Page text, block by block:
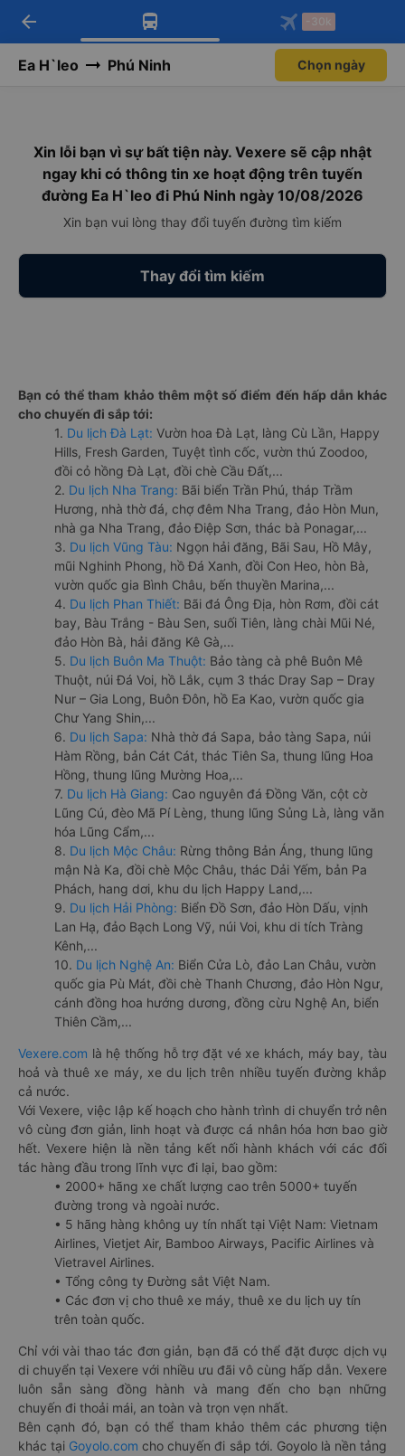
Tải app Vexere ngay!
Nhận ưu đãi thành viên độc
Mở app
Tải app Vexere
-30k/ghế khi đặt vé máy bay qua
Mở app
arrow_back -30k
Ea H`leo Phú Ninh Chọn ngày
Xin lỗi bạn vì sự bất tiện này. Vexere sẽ cập nhật
ngay khi có thông tin xe hoạt động trên tuyến
đường Ea H`leo đi Phú Ninh ngày 10/08/2026
Xin bạn vui lòng thay đổi tuyến đường tìm kiếm
Thay đổi tìm kiếm
Bạn có thể tham khảo thêm một số điểm đến hấp dẫn khác
cho chuyến đi sắp tới:
1. Du lịch Đà Lạt: Vườn hoa Đà Lạt, làng Cù Lần, Happy
Hills, Fresh Garden, Tuyệt tình cốc, vườn thú Zoodoo,
đồi cỏ hồng Đà Lạt, đồi chè Cầu Đất,...
2. Du lịch Nha Trang: Bãi biển Trần Phú, tháp Trầm
Hương, nhà thờ đá, chợ đêm Nha Trang, đảo Hòn Mun,
nhà ga Nha Trang, đảo Điệp Sơn, thác bà Ponagar,...
3. Du lịch Vũng Tàu: Ngọn hải đăng, Bãi Sau, Hồ Mây,
mũi Nghinh Phong, hồ Đá Xanh, đồi Con Heo, hòn Bà,
vườn quốc gia Bình Châu, bến thuyền Marina,...
4. Du lịch Phan Thiết: Bãi đá Ông Địa, hòn Rơm, đồi cát
bay, Bàu Trắng - Bàu Sen, suối Tiên, làng chài Mũi Né,
đảo Hòn Bà, hải đăng Kê Gà,...
5. Du lịch Buôn Ma Thuột: Bảo tàng cà phê Buôn Mê
Thuột, núi Đá Voi, hồ Lắk, cụm 3 thác Dray Sap – Dray
Nur – Gia Long, Buôn Đôn, hồ Ea Kao, vườn quốc gia
Chư Yang Shin,...
6. Du lịch Sapa: Nhà thờ đá Sapa, bảo tàng Sapa, núi
Hàm Rồng, bản Cát Cát, thác Tiên Sa, thung lũng Hoa
Hồng, thung lũng Mường Hoa,...
7. Du lịch Hà Giang: Cao nguyên đá Đồng Văn, cột cờ
Lũng Cú, đèo Mã Pí Lèng, thung lũng Sủng Là, làng văn
hóa Lũng Cẩm,...
8. Du lịch Mộc Châu: Rừng thông Bản Áng, thung lũng
mận Nà Ka, đồi chè Mộc Châu, thác Dải Yếm, bản Pa
Phách, hang dơi, khu du lịch Happy Land,...
9. Du lịch Hải Phòng: Biển Đồ Sơn, đảo Hòn Dấu, vịnh
Lan Hạ, đảo Bạch Long Vỹ, núi Voi, khu di tích Tràng
Kênh,...
10. Du lịch Nghệ An: Biển Cửa Lò, đảo Lan Châu, vườn
quốc gia Pù Mát, đồi chè Thanh Chương, đảo Hòn Ngư,
cánh đồng hoa hướng dương, đồng cừu Nghệ An, biển
Thiên Cầm,...
Vexere.com là hệ thống hỗ trợ đặt vé xe khách, máy bay, tàu
hoả và thuê xe máy, xe du lịch trên nhiều tuyến đường khắp
cả nước.
Với Vexere, việc lập kế hoạch cho hành trình di chuyển trở nên
vô cùng đơn giản, linh hoạt và được cá nhân hóa hơn bao giờ
hết. Vexere hiện là nền tảng kết nối hành khách với các đối
tác hàng đầu trong lĩnh vực đi lại, bao gồm:
• 2000+ hãng xe chất lượng cao trên 5000+ tuyến
đường trong và ngoài nước.
• 5 hãng hàng không uy tín nhất tại Việt Nam: Vietnam
Airlines, Vietjet Air, Bamboo Airways, Pacific Airlines và
Vietravel Airlines.
• Tổng công ty Đường sắt Việt Nam.
• Các đơn vị cho thuê xe máy, thuê xe du lịch uy tín
trên toàn quốc.
Chỉ với vài thao tác đơn giản, bạn đã có thể đặt được dịch vụ
di chuyển tại Vexere với nhiều ưu đãi vô cùng hấp dẫn. Vexere
luôn sẵn sàng đồng hành và mang đến cho bạn những
chuyến đi thoải mái, an toàn và trọn vẹn nhất.
Bên cạnh đó, bạn có thể tham khảo thêm các phương tiện
khác tại Goyolo.com cho chuyến đi sắp tới. Goyolo là nền tảng